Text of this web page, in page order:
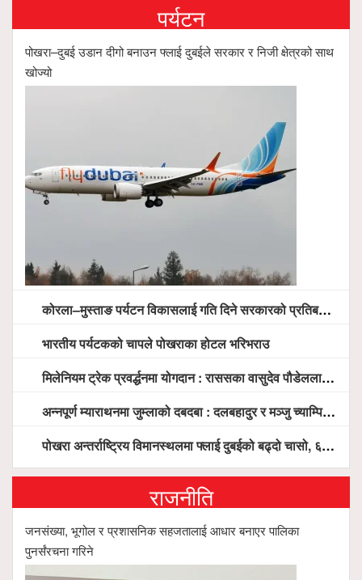
पर्यटन
पोखरा–दुबई उडान दीगो बनाउन फ्लाई दुबईले सरकार र निजी क्षेत्रको साथ
खोज्यो
कोरला–मुस्ताङ पर्यटन विकासलाई गति दिने सरकारको प्रतिबद्धता, स्थानीय सरोकारवालासँग व्यापक छलफल
भारतीय पर्यटकको चापले पोखराका होटल भरिभराउ
मिलेनियम ट्रेक प्रवर्द्धनमा योगदान : राससका वासुदेव पौडेललाई ‘मिलेनियम ट्रेक अवार्ड’ प्रदान गरिने
अन्नपूर्ण म्याराथनमा जुम्लाको दबदबा : दलबहादुर र मञ्जु च्याम्पियन, नगदसहित भव्य सम्मान
पोखरा अन्तर्राष्ट्रिय विमानस्थलमा फ्लाई दुबईको बढ्दो चासो, ६ घण्टा लामो प्राविधिक निरीक्षणपछि दैनिक उडानको ढोका खुल्दै
राजनीति
जनसंख्या, भूगोल र प्रशासनिक सहजतालाई आधार बनाएर पालिका
पुनर्संरचना गरिने